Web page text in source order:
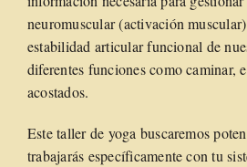
neuromuscular (activación
estabilidad articular funcional de
diferentes funciones como caminar,
acostados.
Este taller de yoga buscaremos
trabajarás específicamente con tu